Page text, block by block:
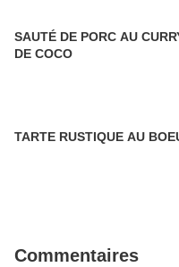
SAUTÉ DE PORC AU
DE COCO
TARTE RUSTIQUE AU
Commentaires